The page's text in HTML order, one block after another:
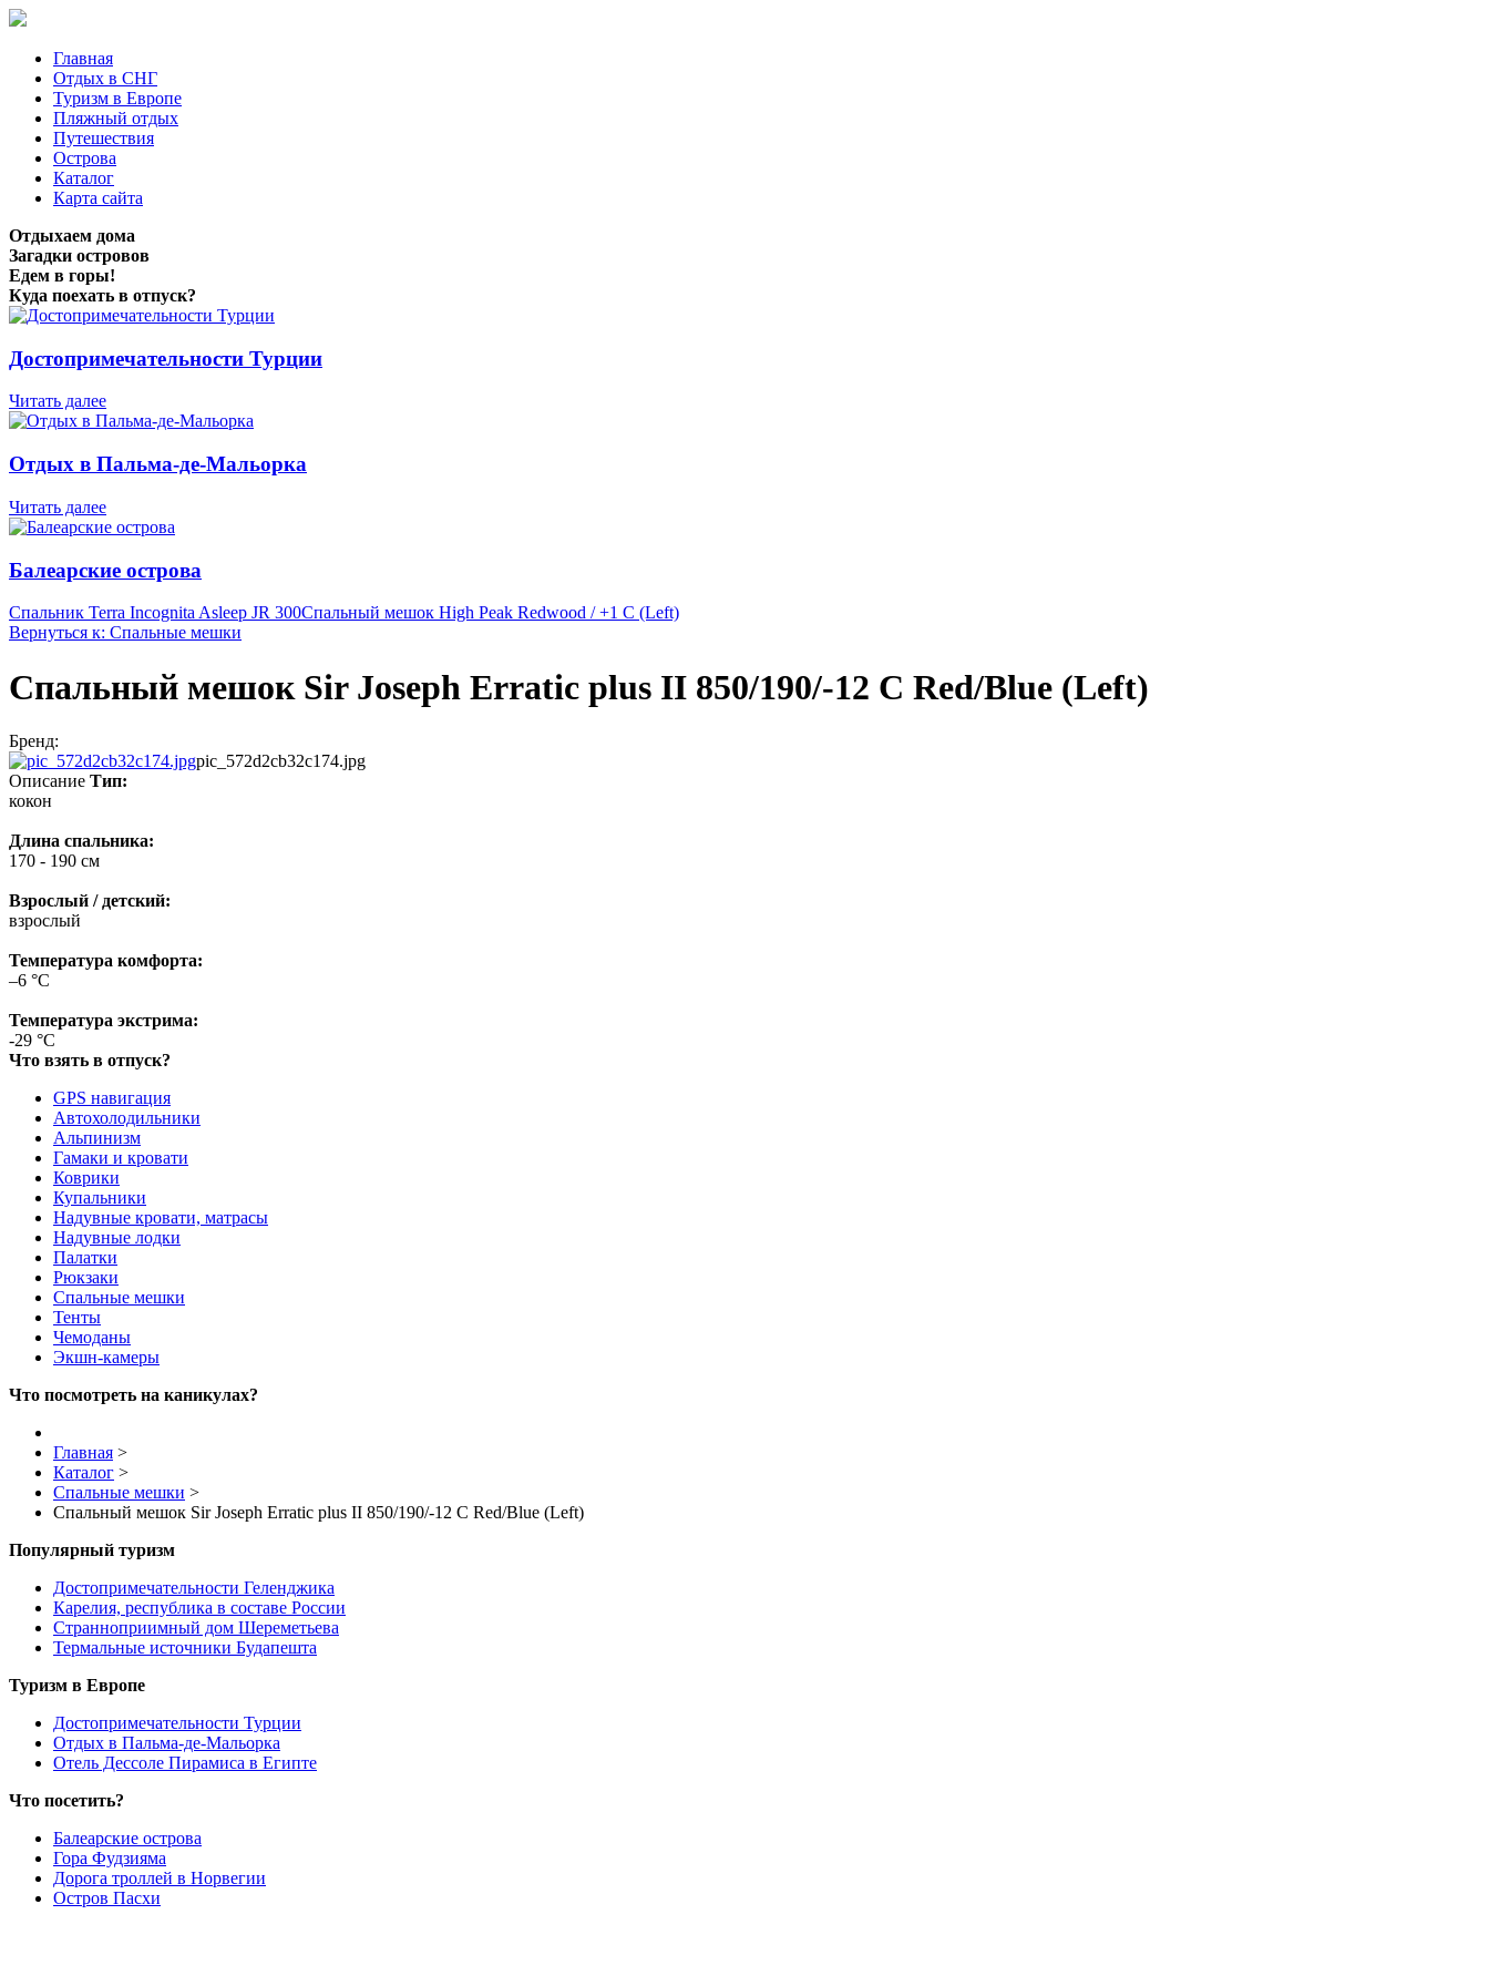
Главная
Отдых в СНГ
Туризм в Европе
Пляжный отдых
Путешествия
Острова
Каталог
Карта сайта
Отдыхаем дома
Загадки островов
Едем в горы!
Куда поехать в отпуск?
Достопримечательности Турции
Читать далее
Отдых в Пальма-де-Мальорка
Читать далее
Балеарские острова
Спальник Terra Incognita Asleep JR 300Спальный мешок High Peak Redwood / +1 C (Left)
Вернуться к: Спальные мешки
Спальный мешок Sir Joseph Erratic plus II 850/190/-12 C Red/Blue (Left)
Бренд:
pic_572d2cb32c174.jpg
Описание Тип:
кокон
Длина спальника:
170 - 190 см
Взрослый / детский:
взрослый
Температура комфорта:
–6 °С
Температура экстрима:
-29 °C
Что взять в отпуск?
GPS навигация
Автохолодильники
Альпинизм
Гамаки и кровати
Коврики
Купальники
Надувные кровати, матрасы
Надувные лодки
Палатки
Рюкзаки
Спальные мешки
Тенты
Чемоданы
Экшн-камеры
Что посмотреть на каникулах?
Главная >
Каталог >
Спальные мешки >
Спальный мешок Sir Joseph Erratic plus II 850/190/-12 C Red/Blue (Left)
Популярный туризм
Достопримечательности Геленджика
Карелия, республика в составе России
Странноприимный дом Шереметьева
Термальные источники Будапешта
Туризм в Европе
Достопримечательности Турции
Отдых в Пальма-де-Мальорка
Отель Дессоле Пирамиса в Египте
Что посетить?
Балеарские острова
Гора Фудзияма
Дорога троллей в Норвегии
Остров Пасхи